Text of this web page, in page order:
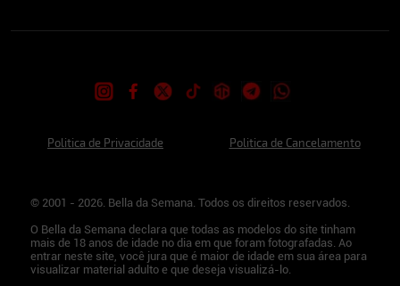
Politica de Privacidade Politica de Cancelamento
© 2001 - 2026. Bella da Semana. Todos os direitos reservados.
O Bella da Semana declara que todas as modelos do site tinham
mais de 18 anos de idade no dia em que foram fotografadas. Ao
entrar neste site, você jura que é maior de idade em sua área para
visualizar material adulto e que deseja visualizá-lo.